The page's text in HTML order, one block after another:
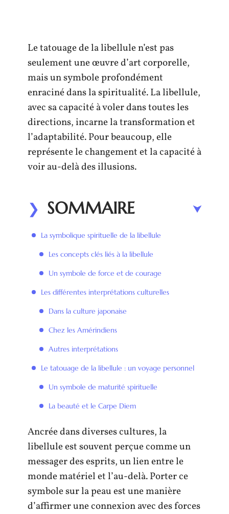
Le tatouage de la libellule n’est pas
seulement une œuvre d’art corporelle,
mais un symbole profondément
enraciné dans la spiritualité. La libellule,
avec sa capacité à voler dans toutes les
directions, incarne la transformation et
l’adaptabilité. Pour beaucoup, elle
représente le changement et la capacité à
voir au-delà des illusions.
SOMMAIRE
La symbolique spirituelle de la libellule
Les concepts clés liés à la libellule
Un symbole de force et de courage
Les différentes interprétations culturelles
Dans la culture japonaise
Chez les Amérindiens
Autres interprétations
Le tatouage de la libellule : un voyage personnel
Un symbole de maturité spirituelle
La beauté et le Carpe Diem
Ancrée dans diverses cultures, la
libellule est souvent perçue comme un
messager des esprits, un lien entre le
monde matériel et l’au-delà. Porter ce
symbole sur la peau est une manière
d’affirmer une connexion avec des forces